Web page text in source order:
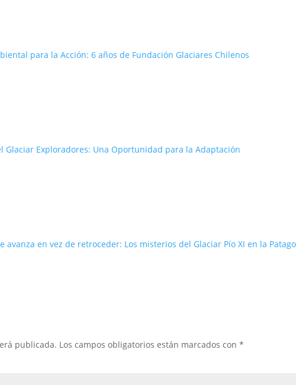
para la Acción: 6 años de Fundación Glaciares Chilenos
Glaciar Exploradores: Una Oportunidad para la Adaptación
avanza en vez de retroceder: Los misterios del Glaciar Pío XI en la
publicada. Los campos obligatorios están marcados con*